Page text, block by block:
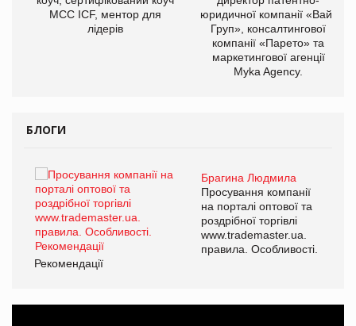
МСС ICF, ментор для
лідерів
юридичної компанії «Вайз
Груп», консалтингової
компанії «Парето» та
маркетингової агенції
Myka Agency.
БЛОГИ
Брагина Людмила
Просування компанії
на порталі оптової та
роздрібної торгівлі
www.trademaster.ua.
правила. Особливості.
Рекомендації